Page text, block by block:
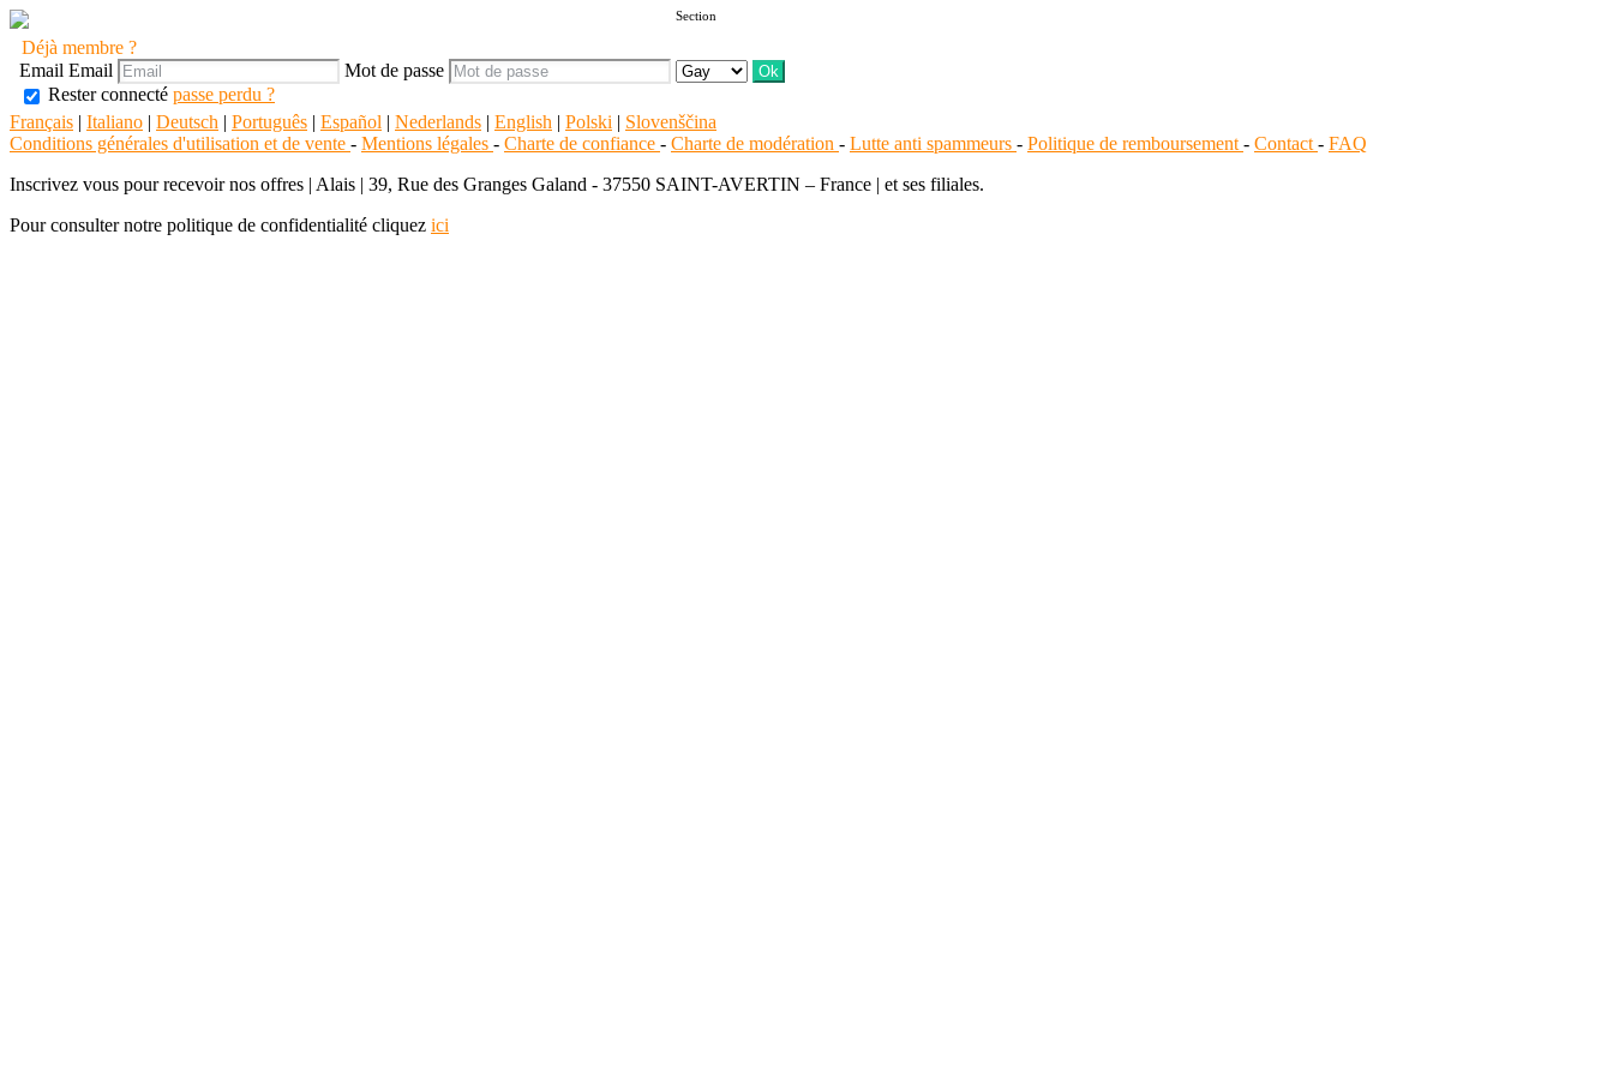
Déjà membre ?
Email Email Mot de passe
Section
Rester connecté passe perdu ?
Français | Italiano | Deutsch | Português | Español | Nederlands | English | Polski | Slovenščina
Conditions générales d'utilisation et de vente - Mentions légales - Charte de confiance - Charte de modération - Lutte anti spammeurs - Politique de remboursement - Contact - FAQ
Inscrivez vous pour recevoir nos offres | Alais | 39, Rue des Granges Galand - 37550 SAINT-AVERTIN – France | et ses filiales.
Pour consulter notre politique de confidentialité cliquez ici